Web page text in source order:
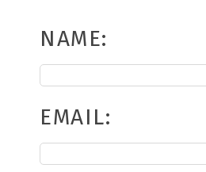
NAME:
EMAIL: